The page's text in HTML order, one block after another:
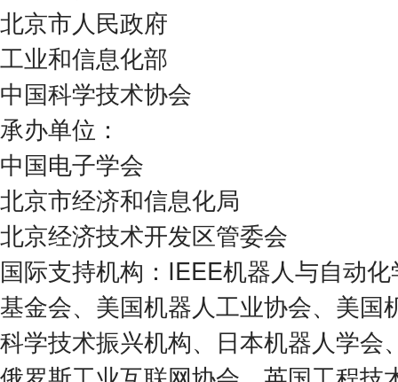
北京市人民政府
工业和信息化部
中国科学技术协会
承办单位：
中国电子学会
北京市经济和信息化局
北京经济技术开发区管委会
国际支持机构：IEEE机器人与自动
基金会、美国机器人工业协会、美国
科学技术振兴机构、日本机器人学会